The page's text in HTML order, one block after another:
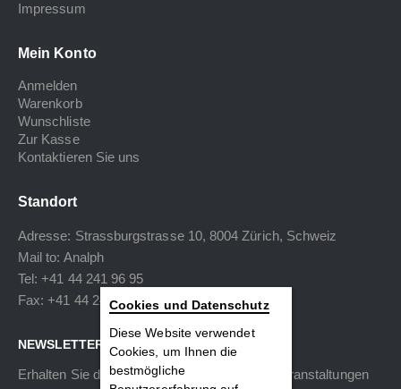
Impressum
Mein Konto
Anmelden
Warenkorb
Wunschliste
Zur Kasse
Kontaktieren Sie uns
Standort
Adresse: Strassburgstrasse 10, 8004 Zürich, Schweiz
Mail to: Analph
Tel: +41 44 241 96 95
Fax: +41 44 240 34 40
NEWSLETTER
Erhalten Sie die neuesten Informationen zu Veranstaltungen
Cookies und Datenschutz
Diese Website verwendet
Cookies, um Ihnen die
bestmögliche